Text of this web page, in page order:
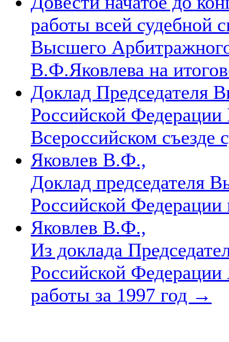
работы всей судебной
Высшего
В.Ф.Яковлева на
Доклад Председателя
Российской
Всероссийском съезде
Яковлев В.Ф.,
Доклад председателя
Российской
Яковлев В.Ф.,
Из доклада
Российской
работы за 1997 год →